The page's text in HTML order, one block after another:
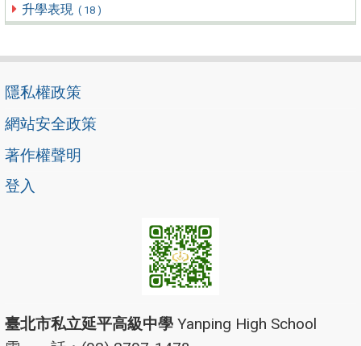
升學表現 ( 18 )
隱私權政策
網站安全政策
著作權聲明
登入
臺北市私立延平高級中學 Yanping High School